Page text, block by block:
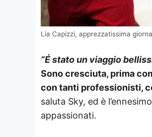
Lia Capizzi, apprezzatissima
“É stato un viaggio
Sono cresciuta, prima
con tanti professionisti,
saluta Sky, ed è
appassionati.